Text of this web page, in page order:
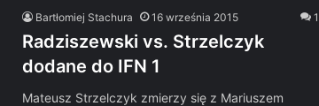
Bartłomiej Stachura 16 września 2015 1
Radziszewski vs. Strzelczyk
dodane do IFN 1
Mateusz Strzelczyk zmierzy się z Mariuszem